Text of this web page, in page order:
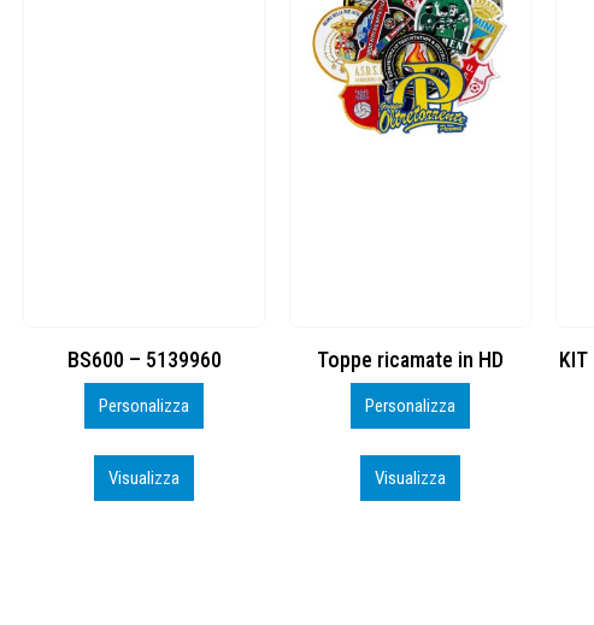
Toppe ricamate in HD
Personalizza
Visualizza
KIT CAMP 100 2026_perso
Personalizza
Visualizza